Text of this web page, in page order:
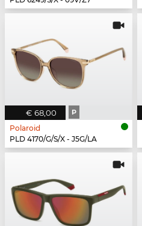
€ 68,00 P
Polaroid
PLD 4170/G/S/X - J5G/LA